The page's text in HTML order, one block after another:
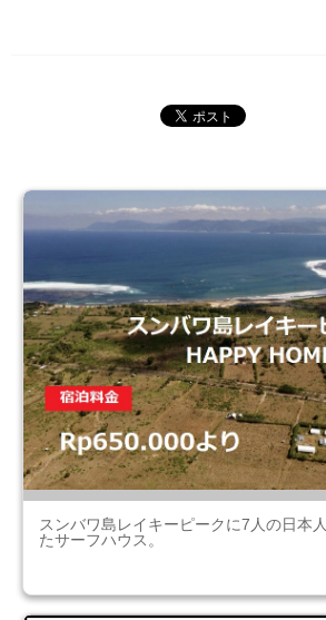
スンバワ島レイキーピークに7人の日本
たサーフハウス。